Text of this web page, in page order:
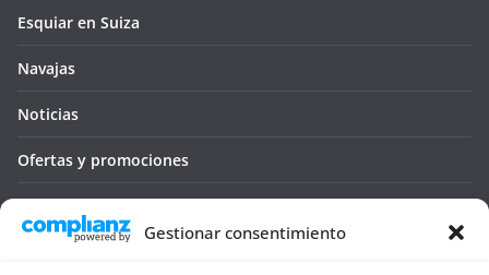
Gestionar consentimiento
Esquiar en Suiza
Navajas
Noticias
Ofertas y promociones
Seguro médico